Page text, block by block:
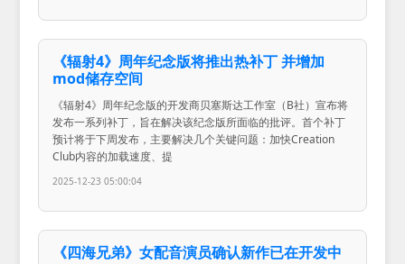
《辐射4》周年纪念版将推出热补丁 并增加
mod储存空间
《辐射4》周年纪念版的开发商贝塞斯达工作室（B社）宣布将
发布一系列补丁，旨在解决该纪念版所面临的批评。首个补丁
预计将于下周发布，主要解决几个关键问题：加快Creation
Club内容的加载速度、提
2025-12-23 05:00:04
《四海兄弟》女配音演员确认新作已在开发中